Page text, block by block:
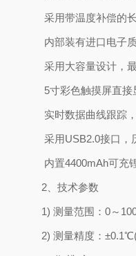
采用带温度补偿的
内部装有进口电子
采用大容量设计，
5寸彩色触摸屏直接
实时数据曲线跟踪
采用USB2.0接口，
内置4400mAh可充
2、技术参数
1) 测量范围：0～
2) 测量精度：